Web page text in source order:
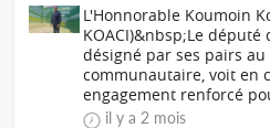
L'Honnorable Koumoin
KOACI)&nbsp;Le
désigné par ses pairs
communautaire, voit en
engagement renforcé
il y a 2 mois